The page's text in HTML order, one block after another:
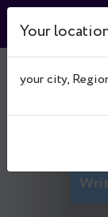
Your
your city,